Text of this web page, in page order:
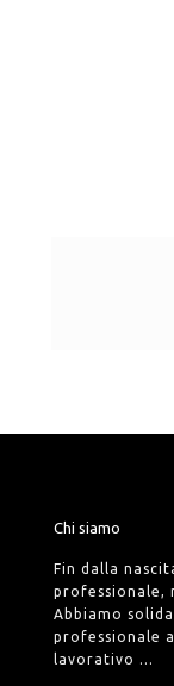
Chi siamo
Fin dalla
professionale,
Abbiamo
professionale
lavorativo ...